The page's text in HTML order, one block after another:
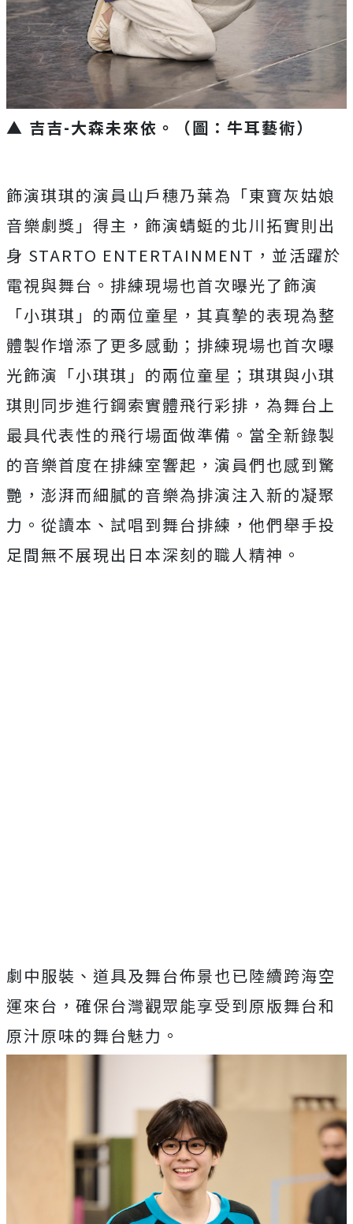
▲ 吉吉-大森未來依。（圖：牛耳藝術）
飾演琪琪的演員山戶穗乃葉為「東寶灰姑娘
音樂劇獎」得主，飾演蜻蜓的北川拓實則出
身 STARTO ENTERTAINMENT，並活躍於
電視與舞台。排練現場也首次曝光了飾演
「小琪琪」的兩位童星，其真摯的表現為整
體製作增添了更多感動；排練現場也首次曝
光飾演「小琪琪」的兩位童星；琪琪與小琪
琪則同步進行鋼索實體飛行彩排，為舞台上
最具代表性的飛行場面做準備。當全新錄製
的音樂首度在排練室響起，演員們也感到驚
艷，澎湃而細膩的音樂為排演注入新的凝聚
力。從讀本、試唱到舞台排練，他們舉手投
足間無不展現出日本深刻的職人精神。
劇中服裝、道具及舞台佈景也已陸續跨海空
運來台，確保台灣觀眾能享受到原版舞台和
原汁原味的舞台魅力。